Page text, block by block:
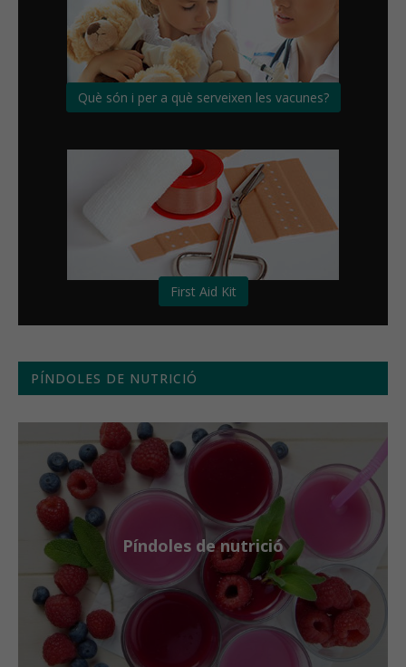
Què són i per a què serveixen les vacunes?
First Aid Kit
PÍNDOLES DE NUTRICIÓ
Píndoles de nutrició